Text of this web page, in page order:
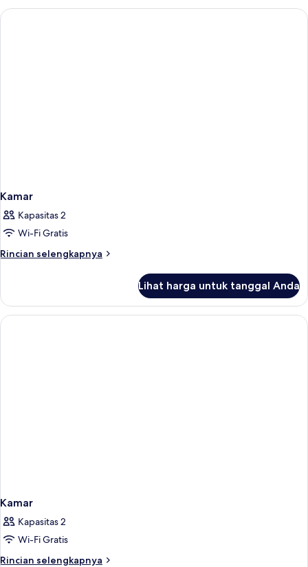
Tempat
Kamar
Kapasitas 2
Wi-Fi Gratis
Rincian selengkapnya
Rincian
Kamar
Lihat harga untuk tanggal Anda
Kamar
Kapasitas 2
Wi-Fi Gratis
Rincian selengkapnya
Rincian